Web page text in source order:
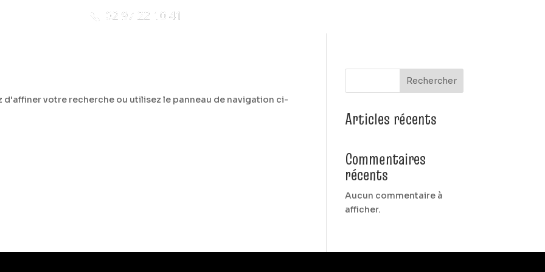
d'affiner votre recherche ou utilisez le panneau de navigation ci-
Rechercher
Articles récents
Commentaires
récents
Aucun commentaire à
afficher.